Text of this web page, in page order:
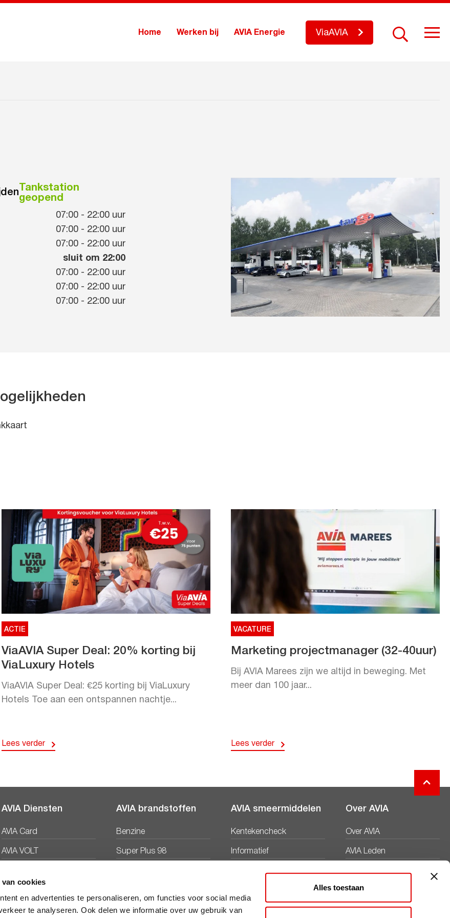
cookies
en advertenties te personaliseren, om functies voor social media
te analyseren. Ook delen we informatie over uw gebruik van
Alles toestaan
Home Werken bij AVIA Energie ViaAVIA
Tankstation
geopend
07:00 - 22:00 uur
07:00 - 22:00 uur
07:00 - 22:00 uur
sluit om 22:00
07:00 - 22:00 uur
07:00 - 22:00 uur
07:00 - 22:00 uur
ACTIE
ViaAVIA Super Deal: 20% korting bij
ViaLuxury Hotels
ViaAVIA Super Deal: €25 korting bij ViaLuxury
Hotels Toe aan een ontspannen nachtje...
Lees verder
VACATURE
Marketing projectmanager (32-40uur)
Bij AVIA Marees zijn we altijd in beweging. Met
meer dan 100 jaar...
Lees verder
AVIA Diensten
AVIA Card
AVIA VOLT
AVIA brandstoffen
Benzine
Super Plus 98
AVIA smeermiddelen
Kentekencheck
Informatief
Productbladen
Over AVIA
Over AVIA
AVIA Leden
Nieuws
Duurzaamheid
Werken bij